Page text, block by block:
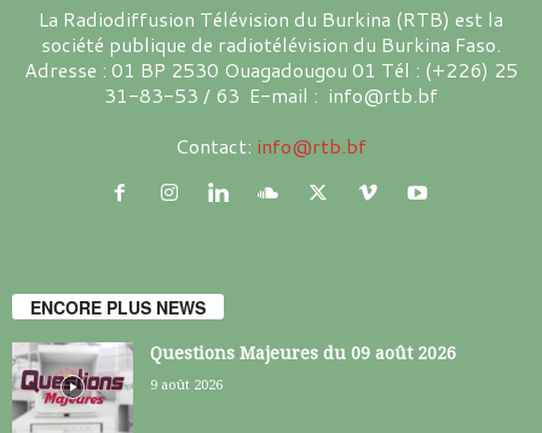
La Radiodiffusion Télévision du Burkina (RTB) est la
société publique de radiotélévision du Burkina Faso.
Adresse : 01 BP 2530 Ouagadougou 01 Tél : (+226) 25
31-83-53 / 63 E-mail : info@rtb.bf
Contact: info@rtb.bf
ENCORE PLUS NEWS
Questions Majeures du 09 août 2026
9 août 2026